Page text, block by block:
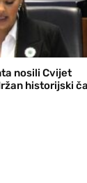
nosili Cvijet
historijski